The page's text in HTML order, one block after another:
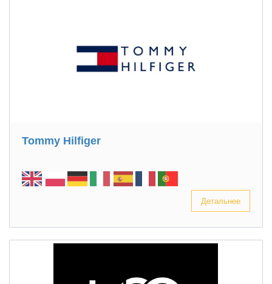
Tommy Hilfiger
Детальнее